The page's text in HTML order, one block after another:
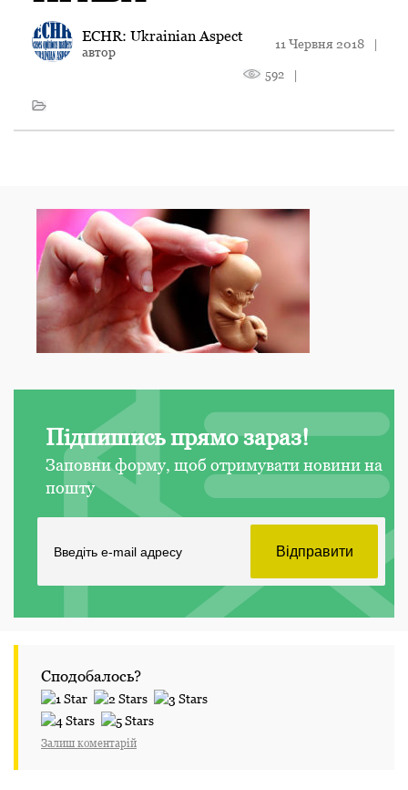
ECHR: Ukrainian Aspect
автор
11 Червня 2018 |
592 |
Підпишись прямо зараз!
Заповни форму, щоб отримувати новини на
пошту
Сподобалось?
Залиш коментарій